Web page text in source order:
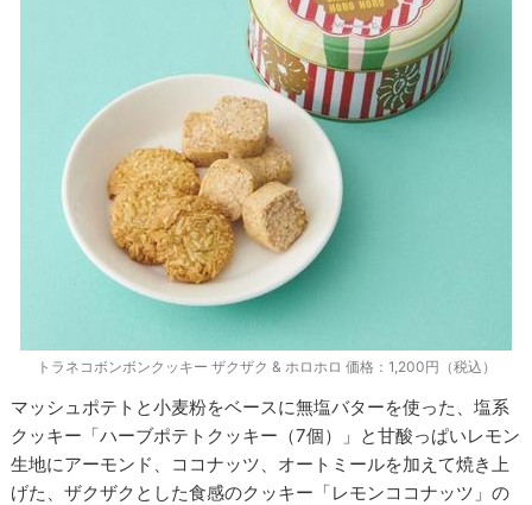
トラネコボンボンクッキー ザクザク & ホロホロ 価格：1,200円（税込）
マッシュポテトと小麦粉をベースに無塩バターを使った、塩系
クッキー「ハーブポテトクッキー（7個）」と甘酸っぱいレモン
生地にアーモンド、ココナッツ、オートミールを加えて焼き上
げた、ザクザクとした食感のクッキー「レモンココナッツ」の